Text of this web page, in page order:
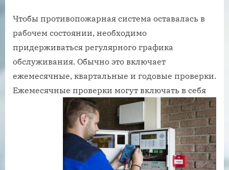
Чтобы противопожарная система оставалась в
рабочем состоянии, необходимо
придерживаться регулярного графика
обслуживания. Обычно это включает
ежемесячные, квартальные и годовые проверки.
Ежемесячные проверки могут включать в себя